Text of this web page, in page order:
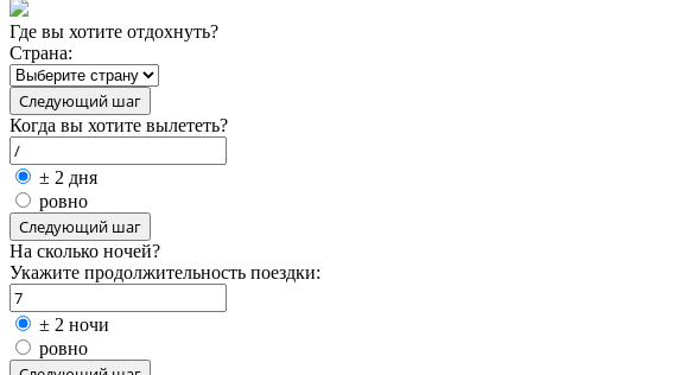
Где вы хотите отдохнуть?
Страна:
Когда вы хотите вылететь?
± 2 дня
ровно
На сколько ночей?
Укажите продолжительность поездки:
± 2 ночи
ровно